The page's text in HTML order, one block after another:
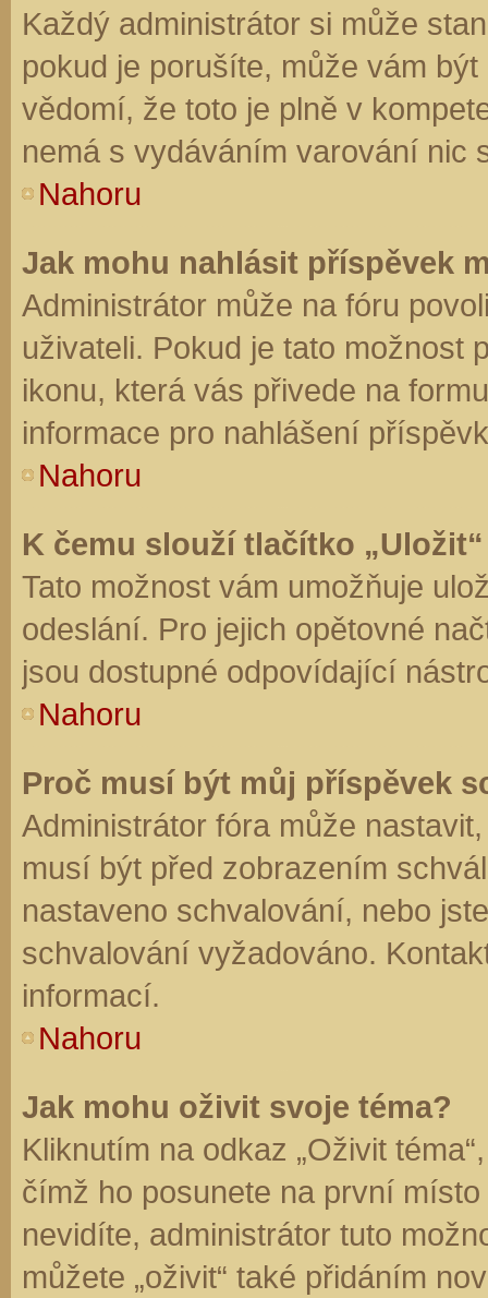
Každý administrátor si může
pokud je porušíte, může vám
vědomí, že toto je plně v
nemá s vydáváním varování nic
Nahoru
Jak mohu nahlásit příspěvek
Administrátor může na fóru
uživateli. Pokud je tato možnost
ikonu, která vás přivede na
informace pro nahlášení
Nahoru
K čemu slouží tlačítko
Tato možnost vám umožňuje
odeslání. Pro jejich opětovné
jsou dostupné odpovídající
Nahoru
Proč musí být můj příspěvek
Administrátor fóra může
musí být před zobrazením
nastaveno schvalování, nebo
schvalování vyžadováno.
informací.
Nahoru
Jak mohu oživit svoje téma?
Kliknutím na odkaz „Oživit
čímž ho posunete na první
nevidíte, administrátor tuto
můžete „oživit“ také přidáním